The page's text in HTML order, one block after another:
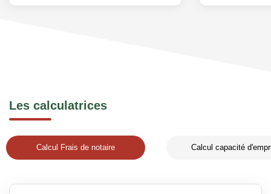
Les calculatrices
Calcul Frais de notaire Calcul capacité